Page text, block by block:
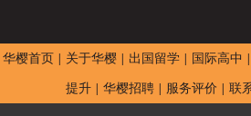
华樱首页 | 关于华樱 | 出国留学 | 国际高中 |
提升 | 华樱招聘 | 服务评价 | 联